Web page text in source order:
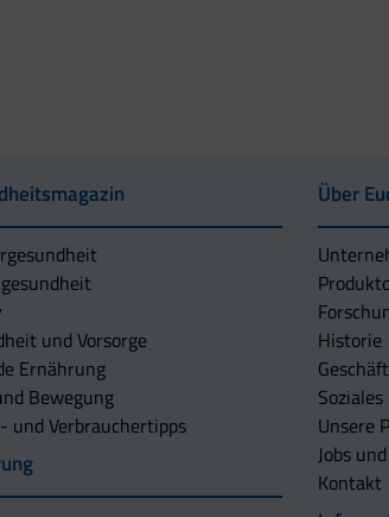
und Vorsorge
Ernährung
Bewegung
und Verbrauchertipps
Über
Historie
Unsere
Jobs
Kontakt